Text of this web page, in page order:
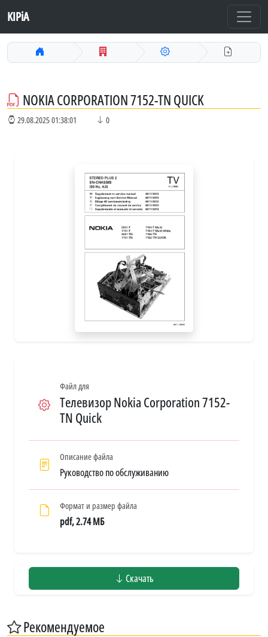
KIPiA
NOKIA CORPORATION 7152-TN QUICK
29.08.2025 01:38:01 0
Файл для
Телевизор Nokia Corporation 7152-
TN Quick
Описание файла
Руководство по обслуживанию
Формат и размер файла
pdf, 2.74 МБ
Скачать
Рекомендуемое